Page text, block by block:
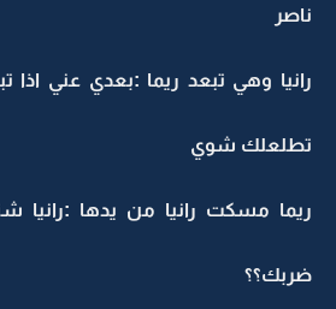
ناصر
رانيا وهي تبعد ريما :بعدي عني اذا
تطلعلك شوي
ريما مسكت رانيا من يدها :رانيا
ضربك؟؟